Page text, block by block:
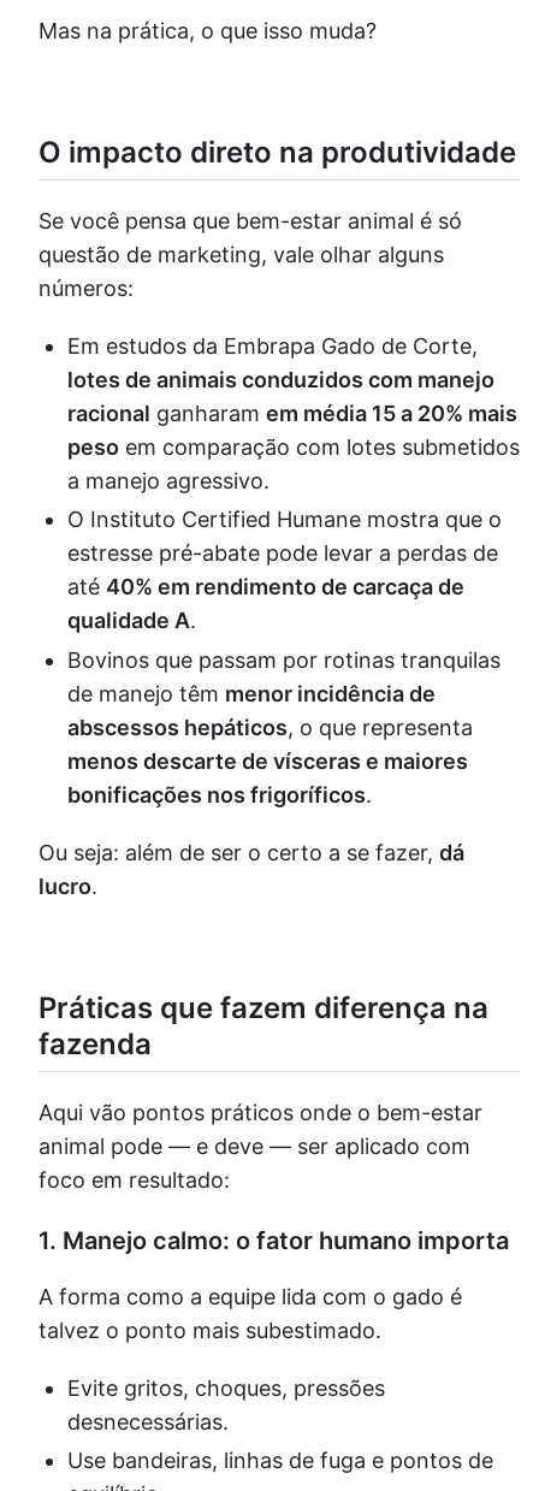
Mas na prática, o que isso muda?
O impacto direto na produtividade
Se você pensa que bem-estar animal é só
questão de marketing, vale olhar alguns
números:
Em estudos da Embrapa Gado de Corte,
lotes de animais conduzidos com manejo
racional ganharam em média 15 a 20% mais
peso em comparação com lotes submetidos
a manejo agressivo.
O Instituto Certified Humane mostra que o
estresse pré-abate pode levar a perdas de
até 40% em rendimento de carcaça de
qualidade A.
Bovinos que passam por rotinas tranquilas
de manejo têm menor incidência de
abscessos hepáticos, o que representa
menos descarte de vísceras e maiores
bonificações nos frigoríficos.
Ou seja: além de ser o certo a se fazer, dá
lucro.
Práticas que fazem diferença na
fazenda
Aqui vão pontos práticos onde o bem-estar
animal pode — e deve — ser aplicado com
foco em resultado:
1. Manejo calmo: o fator humano importa
A forma como a equipe lida com o gado é
talvez o ponto mais subestimado.
Evite gritos, choques, pressões
desnecessárias.
Use bandeiras, linhas de fuga e pontos de